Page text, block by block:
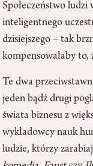
Społeczeństwo
inteligentnego
dzisiejszego – tak
kompensowałaby
Te dwa
jeden bądź drugi
świata biznesu z
wykładowcy nauk
ludzie, którzy